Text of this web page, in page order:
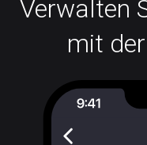
Verwalten
mit